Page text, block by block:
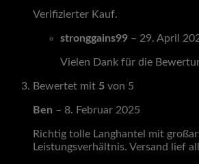
Verifizierter Kauf.
stronggains99 – 29. April
Vielen Dank für die
Bewertet mit 5 von 5
Ben – 8. Februar 2025
Richtig tolle Langhantel mit
Leistungsverhältnis. Versand lief